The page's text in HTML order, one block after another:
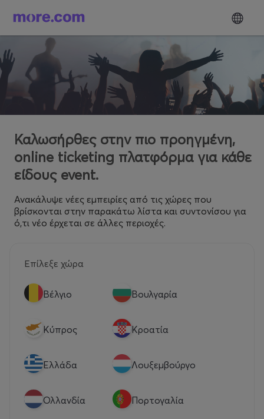
Καλωσήρθες στην πιο προηγμένη,
online ticketing πλατφόρμα για κάθε
είδους event.
Ανακάλυψε νέες εμπειρίες από τις χώρες που
βρίσκονται στην παρακάτω λίστα και συντονίσου για
ό,τι νέο έρχεται σε άλλες περιοχές.
Επίλεξε χώρα
Βέλγιο Βουλγαρία
Κύπρος Κροατία
Eλλάδα Λουξεμβούργο
Ολλανδία Πορτογαλία